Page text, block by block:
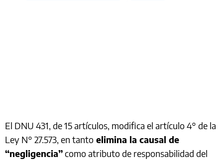
El DNU 431, de 15 artículos, modifica el artículo 4° de la
Ley N° 27.573, en tanto elimina la causal de
“negligencia”como atributo de responsabilidad del